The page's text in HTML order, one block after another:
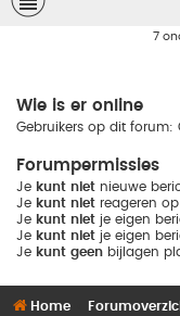
7
Wie is er online
Gebruikers op dit forum:
Forumpermissies
Je kunt niet nieuwe
Je kunt niet reageren
Je kunt niet je eigen
Je kunt niet je eigen
Je kunt geen bijlagen
Home